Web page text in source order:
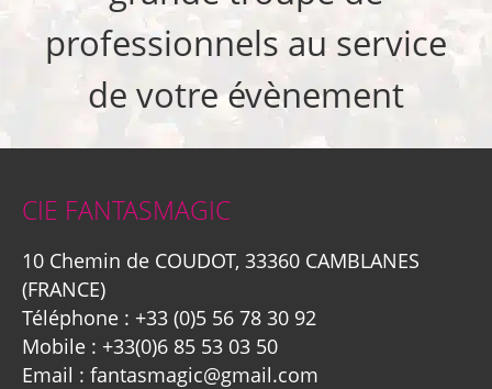
professionnels au service
de votre évènement
CIE FANTASMAGIC
10 Chemin de COUDOT, 33360 CAMBLANES
(FRANCE)
Téléphone : +33 (0)5 56 78 30 92
Mobile : +33(0)6 85 53 03 50
Email : fantasmagic@gmail.com